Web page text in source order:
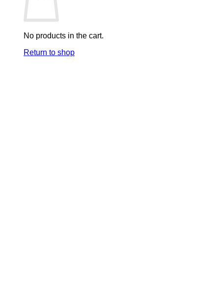
No products in the cart.
Return to shop